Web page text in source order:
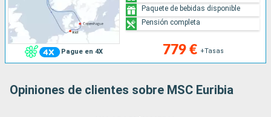
Pague en 4X 779 € +Tasas
Paquete de bebidas disponible
Pensión completa
Opiniones de clientes sobre MSC Euribia